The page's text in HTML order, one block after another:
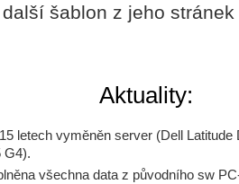
šablon z jeho
Aktuality:
letech vyměněn server (Dell
G4).
všechna data z původního sw